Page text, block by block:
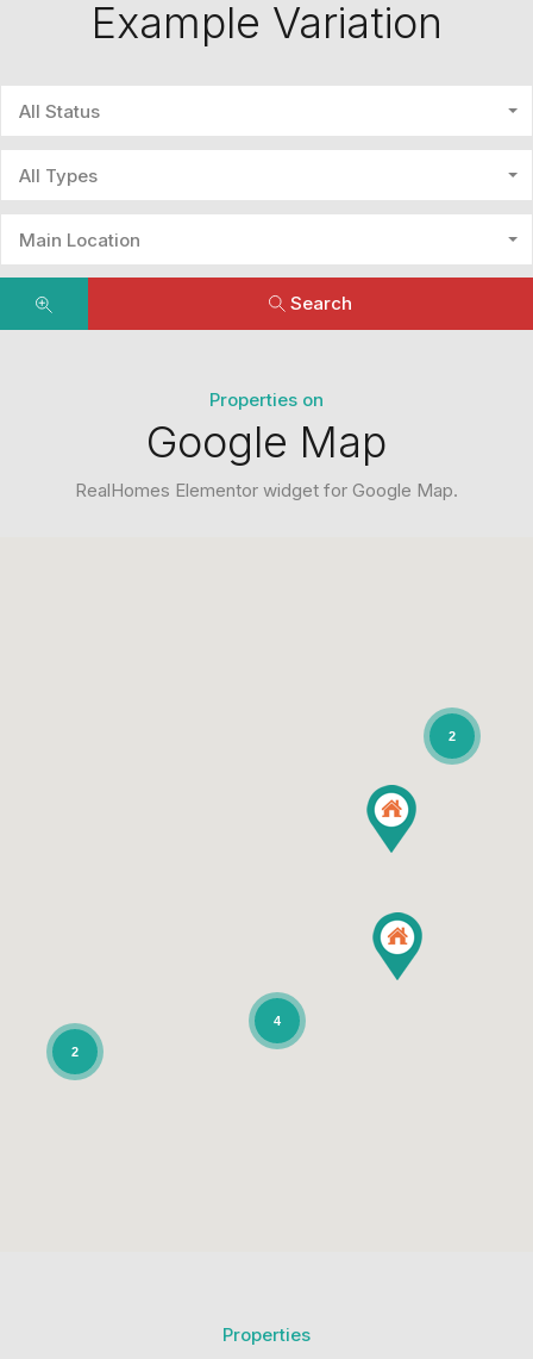
Example Variation
All Status
All Types
Main Location
Search
Properties on
Google Map
RealHomes Elementor widget for Google Map.
4
2
2
Properties